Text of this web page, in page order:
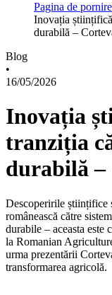
Pagina de pornire
Inovația
durabilă –
Blog
•
16/05/2026
Inovația
tranziția
durabilă –
Descoperirile științifice
românească către
durabile – aceasta este
la Romanian
urma prezentării
transformarea agricolă.